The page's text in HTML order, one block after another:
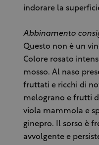
indorare la
Abbinamento
Questo non è un
Colore rosato
mosso. Al naso
fruttati e ricchi di
melograno e frutti
viola mammola e
ginepro. Il sorso è
avvolgente e